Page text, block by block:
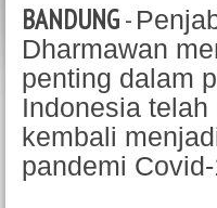
BANDUNG-
Dharmawan
penting dalam
Indonesia
kembali
pandemi